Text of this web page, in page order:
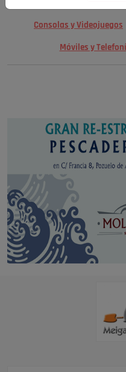
Consolas y Videojuegos
Móviles y